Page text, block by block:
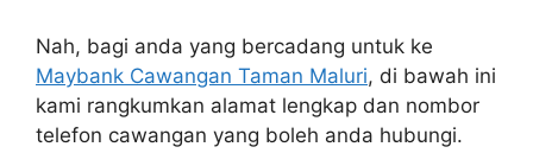
Nah, bagi anda yang bercadang untuk ke
Maybank Cawangan Taman Maluri, di bawah ini
kami rangkumkan alamat lengkap dan nombor
telefon cawangan yang boleh anda hubungi.